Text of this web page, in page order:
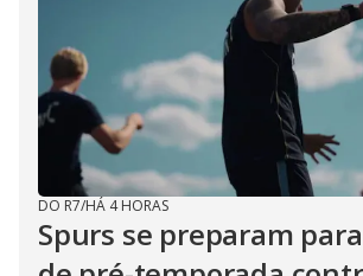
DO R7/HÁ 4 HORAS
Spurs se preparam